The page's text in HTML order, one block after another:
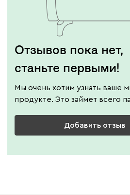
Отзывов пока нет,
станьте первыми!
Мы очень хотим узнать ваше
продукте. Это займет всего
Добавить отзыв